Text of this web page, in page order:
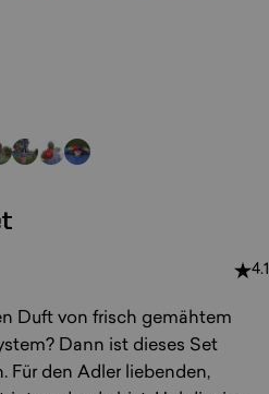
4.1
Duft von frisch gemähtem
Dann ist dieses Set
Für den Adler liebenden,